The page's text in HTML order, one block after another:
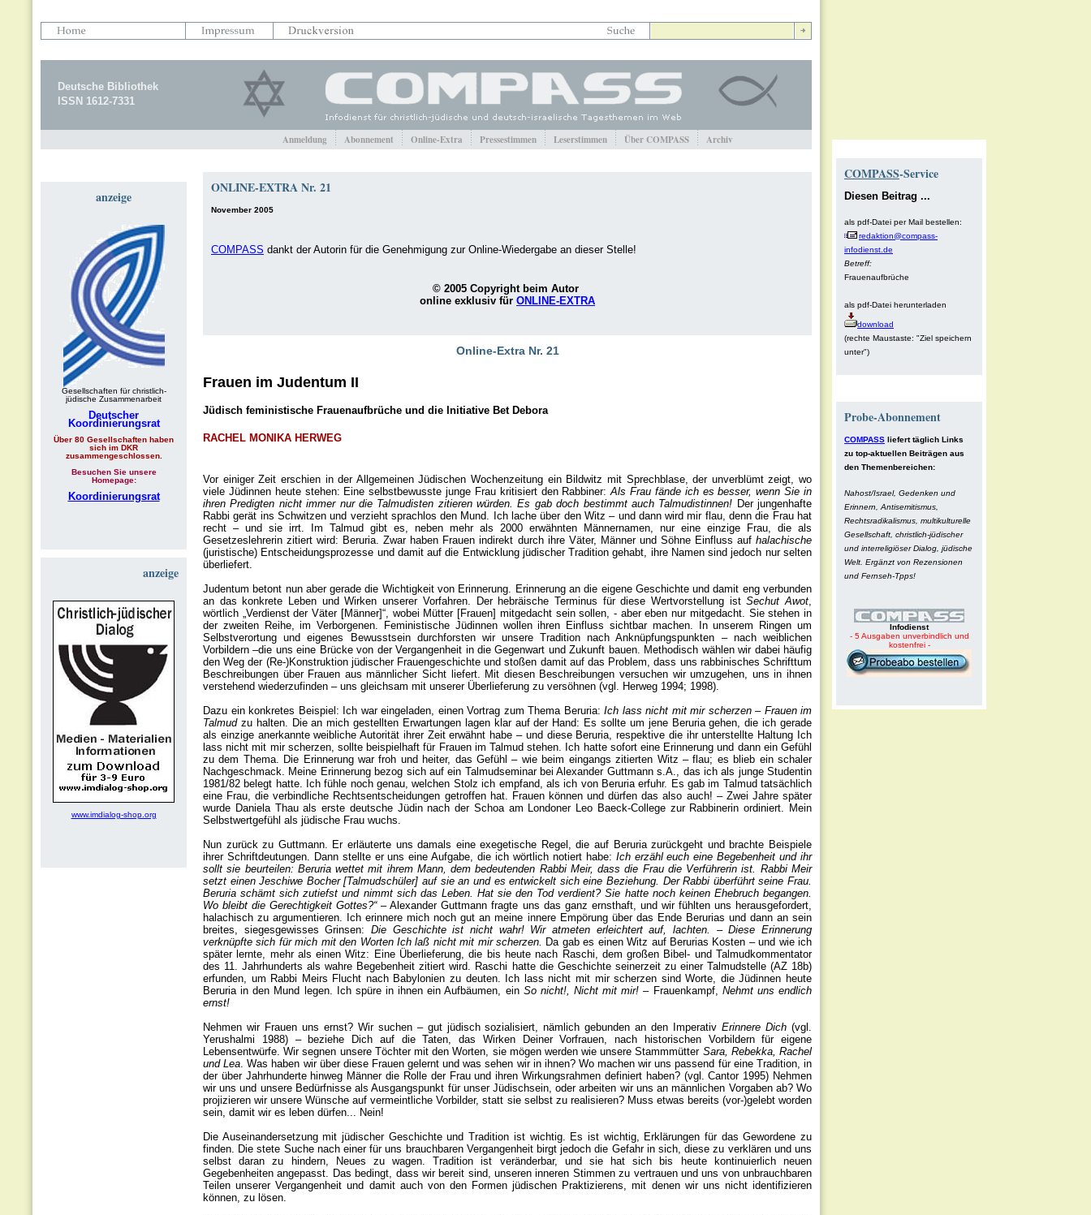
Deutsche Bibliothek
ISSN 1612-7331
Anmeldung Abonnement Online-Extra Pressestimmen Leserstimmen Über COMPASS Archiv
anzeige
Gesellschaften für christlich-
jüdische Zusammenarbeit
Deutscher
Koordinierungsrat
Über 80 Gesellschaften haben
sich im DKR
zusammengeschlossen.
Besuchen Sie unsere
Homepage:
Koordinierungsrat
anzeige
www.imdialog-shop.org
ONLINE-EXTRA Nr. 21
November 2005
COMPASS dankt der Autorin für die Genehmigung zur Online-Wiedergabe an dieser Stelle!
© 2005 Copyright beim Autor
online exklusiv für ONLINE-EXTRA
Online-Extra Nr. 21
Frauen im Judentum II
Jüdisch feministische Frauenaufbrüche und die Initiative Bet Debora
RACHEL MONIKA HERWEG
Vor einiger Zeit erschien in der Allgemeinen Jüdischen Wochenzeitung ein Bildwitz mit Sprechblase, der unverblümt zeigt, wo
viele Jüdinnen heute stehen: Eine selbstbewusste junge Frau kritisiert den Rabbiner:Als Frau fände ich es besser, wenn Sie in
ihren Predigten nicht immer nur die Talmudisten zitieren würden. Es gab doch bestimmt auch Talmudistinnen! Der jungenhafte
Rabbi gerät ins Schwitzen und verzieht sprachlos den Mund. Ich lache über den Witz – und dann wird mir flau, denn die Frau hat
recht – und sie irrt. Im Talmud gibt es, neben mehr als 2000 erwähnten Männernamen, nur eine einzige Frau, die als
Gesetzeslehrerin zitiert wird: Beruria. Zwar haben Frauen indirekt durch ihre Väter, Männer und Söhne Einfluss auf halachische
(juristische) Entscheidungsprozesse und damit auf die Entwicklung jüdischer Tradition gehabt, ihre Namen sind jedoch nur selten
überliefert.
Judentum betont nun aber gerade die Wichtigkeit von Erinnerung. Erinnerung an die eigene Geschichte und damit eng verbunden
an das konkrete Leben und Wirken unserer Vorfahren. Der hebräische Terminus für diese Wertvorstellung istSechut Awot,
wörtlich „Verdienst der Väter [Männer]“, wobei Mütter [Frauen] mitgedacht sein sollen, - aber eben nur mitgedacht. Sie stehen in
der zweiten Reihe, im Verborgenen. Feministische Jüdinnen wollen ihren Einfluss sichtbar machen. In unserem Ringen um
Selbstverortung und eigenes Bewusstsein durchforsten wir unsere Tradition nach Anknüpfungspunkten – nach weiblichen
Vorbildern –die uns eine Brücke von der Vergangenheit in die Gegenwart und Zukunft bauen. Methodisch wählen wir dabei häufig
den Weg der (Re-)Konstruktion jüdischer Frauengeschichte und stoßen damit auf das Problem, dass uns rabbinisches Schrifttum
Beschreibungen über Frauen aus männlicher Sicht liefert. Mit diesen Beschreibungen versuchen wir umzugehen, uns in ihnen
verstehend wiederzufinden – uns gleichsam mit unserer Überlieferung zu versöhnen (vgl. Herweg 1994; 1998).
Dazu ein konkretes Beispiel: Ich war eingeladen, einen Vortrag zum Thema Beruria: Ich lass nicht mit mir scherzen – Frauen im
Talmud zu halten. Die an mich gestellten Erwartungen lagen klar auf der Hand: Es sollte um jene Beruria gehen, die ich gerade
als einzige anerkannte weibliche Autorität ihrer Zeit erwähnt habe – und diese Beruria, respektive die ihr unterstellte Haltung Ich
lass nicht mit mir scherzen, sollte beispielhaft für Frauen im Talmud stehen. Ich hatte sofort eine Erinnerung und dann ein Gefühl
zu dem Thema. Die Erinnerung war froh und heiter, das Gefühl – wie beim eingangs zitierten Witz – flau; es blieb ein schaler
Nachgeschmack. Meine Erinnerung bezog sich auf ein Talmudseminar bei Alexander Guttmann s.A., das ich als junge Studentin
1981/82 belegt hatte. Ich fühle noch genau, welchen Stolz ich empfand, als ich von Beruria erfuhr. Es gab im Talmud tatsächlich
eine Frau, die verbindliche Rechtsentscheidungen getroffen hat. Frauen können und dürfen das also auch! – Zwei Jahre später
wurde Daniela Thau als erste deutsche Jüdin nach der Schoa am Londoner Leo Baeck-College zur Rabbinerin ordiniert. Mein
Selbstwertgefühl als jüdische Frau wuchs.
Nun zurück zu Guttmann. Er erläuterte uns damals eine exegetische Regel, die auf Beruria zurückgeht und brachte Beispiele
ihrer Schriftdeutungen. Dann stellte er uns eine Aufgabe, die ich wörtlich notiert habe: Ich erzähl euch eine Begebenheit und ihr
sollt sie beurteilen: Beruria wettet mit ihrem Mann, dem bedeutenden Rabbi Meir, dass die Frau die Verführerin ist. Rabbi Meir
setzt einen Jeschiwe Bocher [Talmudschüler] auf sie an und es entwickelt sich eine Beziehung. Der Rabbi überführt seine Frau.
Beruria schämt sich zutiefst und nimmt sich das Leben. Hat sie den Tod verdient? Sie hatte noch keinen Ehebruch begangen.
Wo bleibt die Gerechtigkeit Gottes?“– Alexander Guttmann fragte uns das ganz ernsthaft, und wir fühlten uns herausgefordert,
halachisch zu argumentieren. Ich erinnere mich noch gut an meine innere Empörung über das Ende Berurias und dann an sein
breites, siegesgewisses Grinsen: Die Geschichte ist nicht wahr! Wir atmeten erleichtert auf, lachten. – Diese Erinnerung
verknüpfte sich für mich mit den Worten Ich laß nicht mit mir scherzen. Da gab es einen Witz auf Berurias Kosten – und wie ich
später lernte, mehr als einen Witz: Eine Überlieferung, die bis heute nach Raschi, dem großen Bibel- und Talmudkommentator
des 11. Jahrhunderts als wahre Begebenheit zitiert wird. Raschi hatte die Geschichte seinerzeit zu einer Talmudstelle (AZ 18b)
erfunden, um Rabbi Meirs Flucht nach Babylonien zu deuten. Ich lass nicht mit mir scherzen sind Worte, die Jüdinnen heute
Beruria in den Mund legen. Ich spüre in ihnen ein Aufbäumen, ein So nicht!, Nicht mit mir! – Frauenkampf, Nehmt uns endlich
ernst!
Nehmen wir Frauen uns ernst? Wir suchen – gut jüdisch sozialisiert, nämlich gebunden an den ImperativErinnere Dich(vgl.
Yerushalmi 1988) – beziehe Dich auf die Taten, das Wirken Deiner Vorfrauen, nach historischen Vorbildern für eigene
Lebensentwürfe. Wir segnen unsere Töchter mit den Worten, sie mögen werden wie unsere Stammmütter Sara, Rebekka, Rachel
und Lea. Was haben wir über diese Frauen gelernt und was sehen wir in ihnen? Wo machen wir uns passend für eine Tradition, in
der über Jahrhunderte hinweg Männer die Rolle der Frau und ihren Wirkungsrahmen definiert haben? (vgl. Cantor 1995) Nehmen
wir uns und unsere Bedürfnisse als Ausgangspunkt für unser Jüdischsein, oder arbeiten wir uns an männlichen Vorgaben ab? Wo
projizieren wir unsere Wünsche auf vermeintliche Vorbilder, statt sie selbst zu realisieren? Muss etwas bereits (vor-)gelebt worden
sein, damit wir es leben dürfen... Nein!
Die Auseinandersetzung mit jüdischer Geschichte und Tradition ist wichtig. Es ist wichtig, Erklärungen für das Gewordene zu
finden. Die stete Suche nach einer für uns brauchbaren Vergangenheit birgt jedoch die Gefahr in sich, diese zu verklären und uns
selbst daran zu hindern, Neues zu wagen. Tradition ist veränderbar, und sie hat sich bis heute kontinuierlich neuen
Gegebenheiten angepasst. Das bedingt, dass wir bereit sind, unseren inneren Stimmen zu vertrauen und uns von unbrauchbaren
Teilen unserer Vergangenheit und damit auch von den Formen jüdischen Praktizierens, mit denen wir uns nicht identifizieren
können, zu lösen.
COMPASS-Service
Diesen Beitrag ...
als pdf-Datei per Mail bestellen:
redaktion@compass-
infodienst.de
Betreff:
Frauenaufbrüche
als pdf-Datei herunterladen
download
(rechte Maustaste: "Ziel speichern
unter")
Probe-Abonnement
COMPASS liefert täglich Links
zu top-aktuellen Beiträgen aus
den Themenbereichen:
Nahost/Israel, Gedenken und
Erinnern, Antisemitismus,
Rechtsradikalismus, multikulturelle
Gesellschaft, christlich-jüdischer
und interreligiöser Dialog, jüdische
Welt. Ergänzt von Rezensionen
und Fernseh-Tpps!
Infodienst
- 5 Ausgaben unverbindlich und
kostenfrei -